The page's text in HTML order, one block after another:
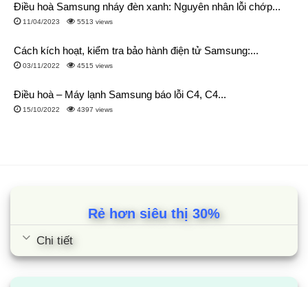
Điều hoà Samsung nháy đèn xanh: Nguyên nhân lỗi chớp...
11/04/2023 5513 views
Cách kích hoạt, kiểm tra bảo hành điện tử Samsung:...
03/11/2022 4515 views
Điều hoà – Máy lạnh Samsung báo lỗi C4, C4...
15/10/2022 4397 views
Rẻ hơn siêu thị 30%
Chi tiết